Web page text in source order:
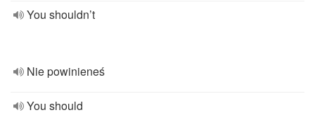
You shouldn’t
Nie powinieneś
You should